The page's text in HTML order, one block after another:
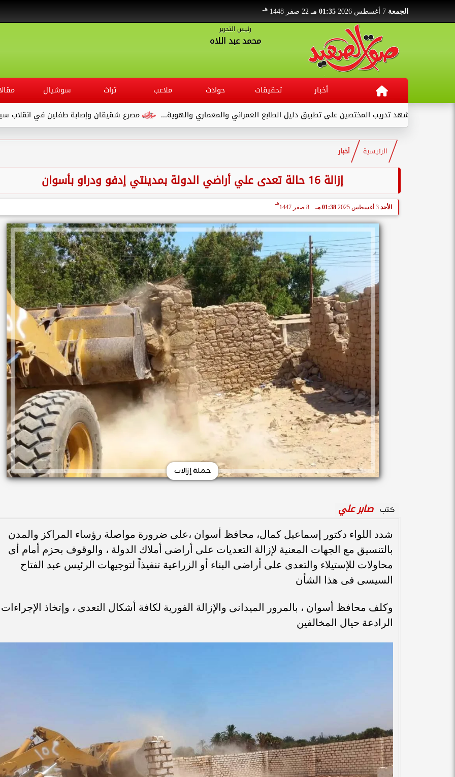
الجمعة 01:35 مـ 22 صفر 1448 هـ
رئيس التحرير
محمد عبد اللاه
أخبار تحقيقات حوادث ملاعب تراث سوشيال
مصرع شقيقان وإصابة طفلين في انقلاب سيارة ملاكي
تدريب المختصين على تطبيق دليل الطابع العمراني والمعماري والهوية...
الرئيسية أخبار
إزالة 16 حالة تعدى علي أراضي الدولة بمدينتي إدفو ودراو بأسوان
الأحد 3 أغسطس 2025 01:38 مـ 8 صفر 1447
هـ
حملة إزالات
كتب صابر علي
شدد اللواء دكتور إسماعيل كمال، محافظ أسوان ،على ضرورة مواصلة رؤساء المراكز والمدن
بالتنسيق مع الجهات المعنية لإزالة التعديات على أراضى أملاك الدولة ، والوقوف بحزم أمام أى
محاولات للإستيلاء والتعدى على أراضى البناء أو الزراعية تنفيذاً لتوجيهات الرئيس عبد الفتاح
السيسى فى هذا الشأن
وكلف محافظ أسوان ، بالمرور الميدانى والإزالة الفورية لكافة أشكال التعدى ، وإتخاذ الإجراءات
الرادعة حيال المخالفين